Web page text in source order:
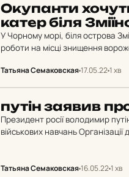
Оку­пан­ти
катер біля
У Чорному морі, біля острова
роботи на місці знищення
Татьяна Семаковская17.05.221 хв
путін заявив
Президент росії володимир
військових навчань
Татьяна Семаковская16.05.221 хв